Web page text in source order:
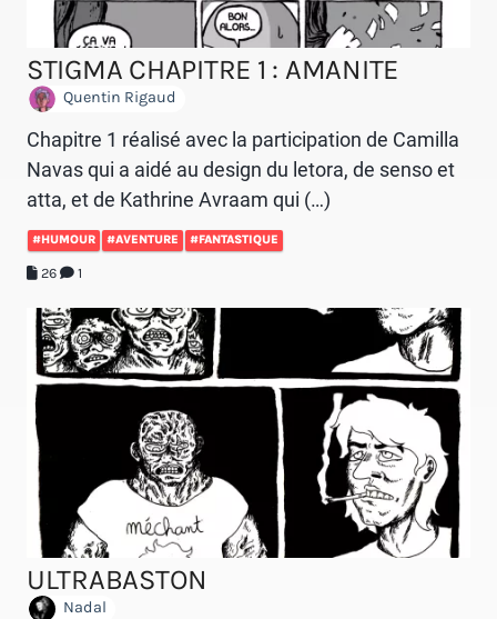
STIGMA CHAPITRE 1 : AMANITE
Quentin Rigaud
Chapitre 1 réalisé avec la participation de Camilla
Navas qui a aidé au design du letora, de senso et
atta, et de Kathrine Avraam qui (…)
#HUMOUR #AVENTURE #FANTASTIQUE
26 1
ULTRABASTON
Nadal